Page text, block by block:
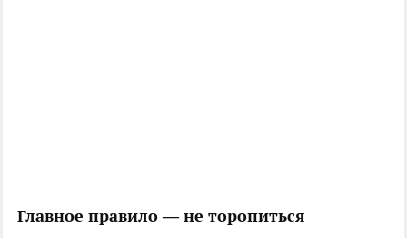
Главное правило — не торопиться